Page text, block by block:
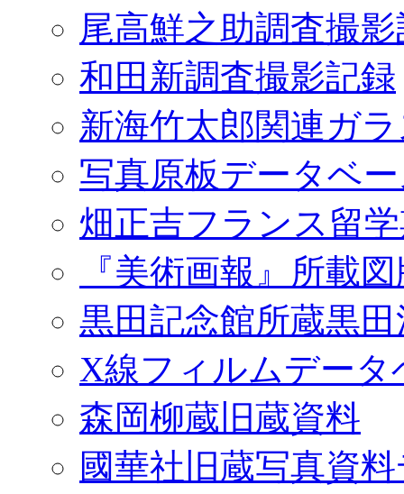
尾高鮮之助調査撮
和田新調査撮影記録
新海竹太郎関連ガ
写真原板データベ
畑正吉フランス留
『美術画報』所載
黒田記念館所蔵黒
X線フィルムデータ
森岡柳蔵旧蔵資料
國華社旧蔵写真資